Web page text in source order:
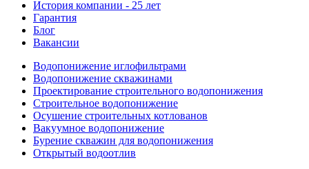
История компании - 25 лет
Гарантия
Блог
Вакансии
Водопонижение иглофильтрами
Водопонижение скважинами
Проектирование строительного водопонижения
Строительное водопонижение
Осушение строительных котлованов
Вакуумное водопонижение
Бурение скважин для водопонижения
Открытый водоотлив